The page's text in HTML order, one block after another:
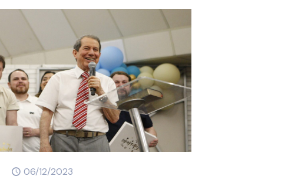
06/12/2023